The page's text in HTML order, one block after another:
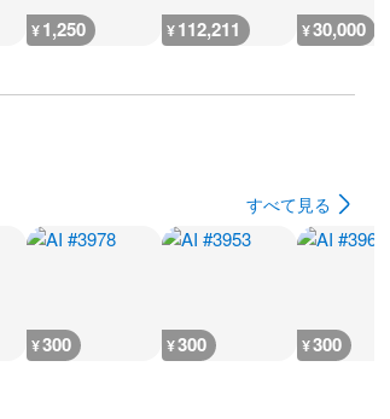
¥1,250 ¥112,211 ¥30,000
すべて見る
¥300 ¥300 ¥300